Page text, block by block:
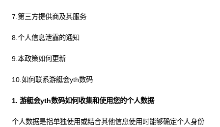
7.第三方提供商及其服务
8.个人信息泄露的通知
9.本政策如何更新
10.如何联系游艇会yth数码
1. 游艇会yth数码如何收集和使用您的个人数据
个人数据是指单独使用或结合其他信息使用时能够确定个人身份